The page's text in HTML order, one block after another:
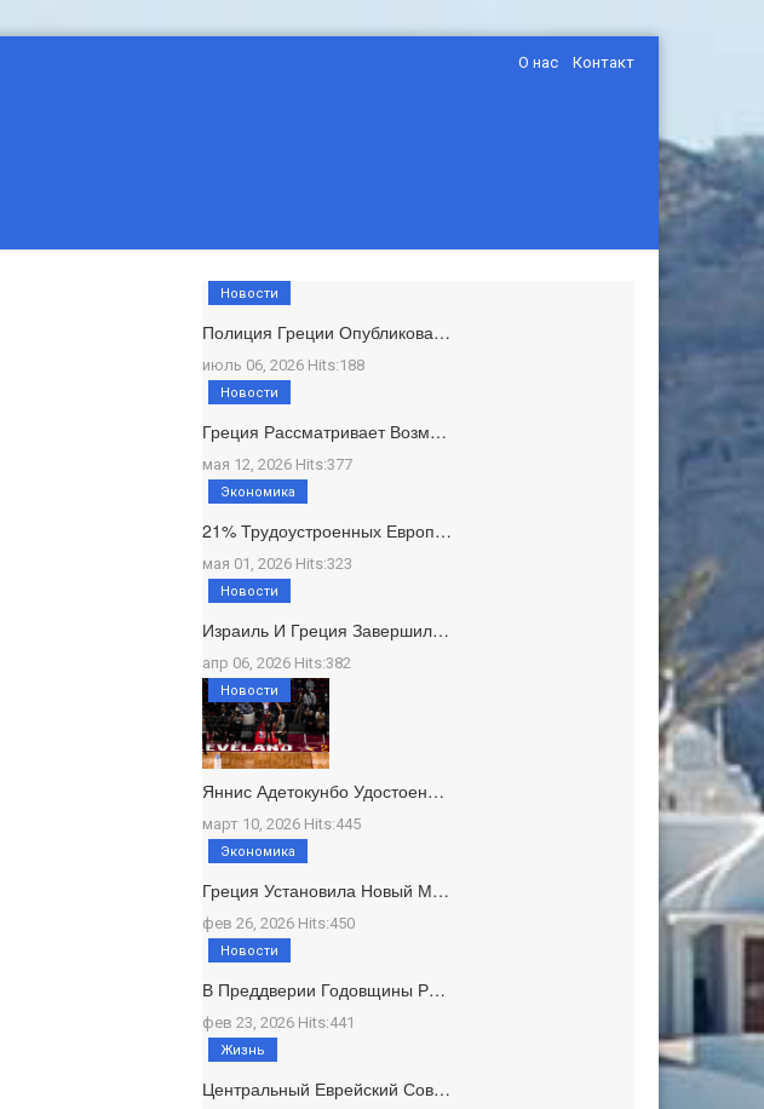
О нас Контакт
Полиция Греции Опубликова…
июль 06, 2026 Hits:188
Новости
Греция Рассматривает Возм…
мая 12, 2026 Hits:377
Новости
21% Трудоустроенных Европ…
мая 01, 2026 Hits:323
Экономика
Израиль И Греция Завершил…
апр 06, 2026 Hits:382
Новости
Яннис Адетокунбо Удостоен…
март 10, 2026 Hits:445
Новости
Греция Установила Новый М…
фев 26, 2026 Hits:450
Экономика
В Преддверии Годовщины Р…
фев 23, 2026 Hits:441
Новости
Центральный Еврейский Сов…
Жизнь